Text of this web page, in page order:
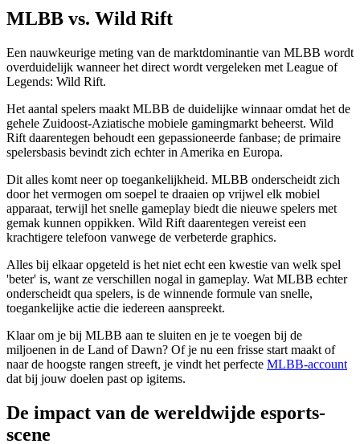
MLBB vs. Wild Rift
Een nauwkeurige meting van de marktdominantie van MLBB wordt
overduidelijk wanneer het direct wordt vergeleken met League of
Legends: Wild Rift.
Het aantal spelers maakt MLBB de duidelijke winnaar omdat het de
gehele Zuidoost-Aziatische mobiele gamingmarkt beheerst. Wild
Rift daarentegen behoudt een gepassioneerde fanbase; de primaire
spelersbasis bevindt zich echter in Amerika en Europa.
Dit alles komt neer op toegankelijkheid. MLBB onderscheidt zich
door het vermogen om soepel te draaien op vrijwel elk mobiel
apparaat, terwijl het snelle gameplay biedt die nieuwe spelers met
gemak kunnen oppikken. Wild Rift daarentegen vereist een
krachtigere telefoon vanwege de verbeterde graphics.
Alles bij elkaar opgeteld is het niet echt een kwestie van welk spel
'beter' is, want ze verschillen nogal in gameplay. Wat MLBB echter
onderscheidt qua spelers, is de winnende formule van snelle,
toegankelijke actie die iedereen aanspreekt.
Klaar om je bij MLBB aan te sluiten en je te voegen bij de
miljoenen in de Land of Dawn? Of je nu een frisse start maakt of
naar de hoogste rangen streeft, je vindt het perfecte MLBB-account
dat bij jouw doelen past op igitems.
De impact van de wereldwijde esports-
scene